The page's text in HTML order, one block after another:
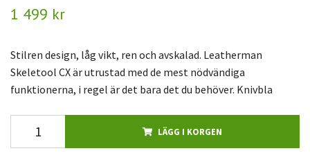
1 499 kr
Stilren design, låg vikt, ren och avskalad. Leatherman
Skeletool CX är utrustad med de mest nödvändiga
funktionerna, i regel är det bara det du behöver. Knivbla
LÄGG I KORGEN